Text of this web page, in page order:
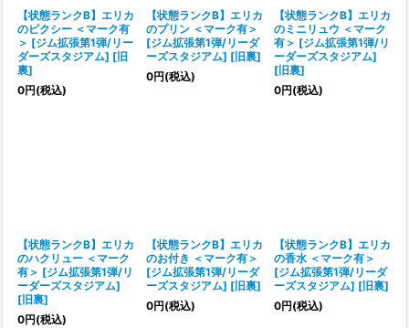
【状態ランクB】エリカ
のピクシー ＜マーク有
＞ [ジム拡張第1弾/リー
ダーズスタジアム] [旧
裏]
0円(税込)
【状態ランクB】エリカ
のプリン ＜マーク有＞
[ジム拡張第1弾/リーダ
ーズスタジアム] [旧裏]
0円(税込)
【状態ランクB】エリカ
のミニリュウ ＜マーク
有＞ [ジム拡張第1弾/リ
ーダーズスタジアム]
[旧裏]
0円(税込)
【状態ランクB】エリカ
のハクリュー ＜マーク
有＞ [ジム拡張第1弾/リ
ーダーズスタジアム]
[旧裏]
0円(税込)
【状態ランクB】エリカ
のお付き ＜マーク有＞
[ジム拡張第1弾/リーダ
ーズスタジアム] [旧裏]
0円(税込)
【状態ランクB】エリカ
の香水 ＜マーク有＞
[ジム拡張第1弾/リーダ
ーズスタジアム] [旧裏]
0円(税込)